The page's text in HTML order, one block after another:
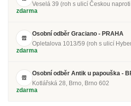
Veselá 39 (roh s ulicí Českou
zdarma
Osobní odběr Graciano - PRAHA
Opletalova 1013/59 (roh s ulicí
zdarma
Osobní odběr Antik u papouška -
Kotlářská 28, Brno, Brno 602
zdarma